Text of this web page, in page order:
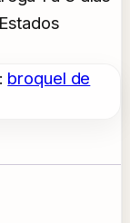
broquel de